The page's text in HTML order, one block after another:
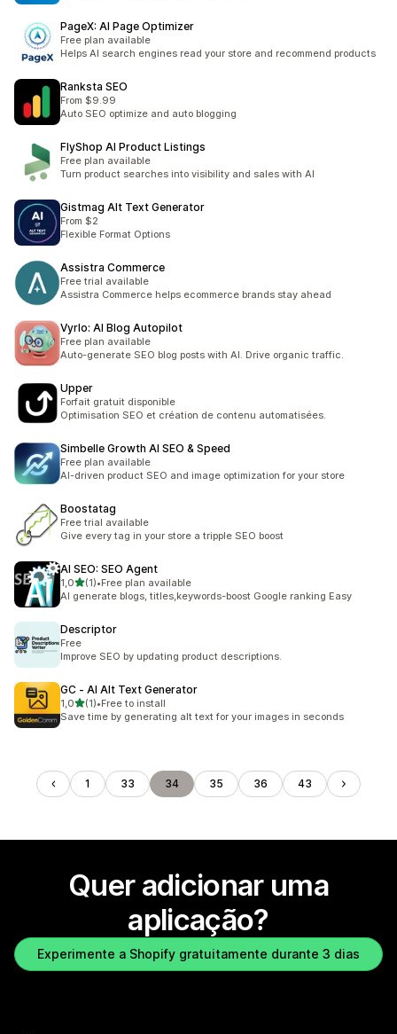
PageX: AI Page Optimizer
Free plan available
Helps AI search engines read your store and recommend products
Ranksta SEO
From $9.99
Auto SEO optimize and auto blogging
FlyShop AI Product Listings
Free plan available
Turn product searches into visibility and sales with AI
Gistmag Alt Text Generator
From $2
Flexible Format Options
Assistra Commerce
Free trial available
Assistra Commerce helps ecommerce brands stay ahead
Vyrlo: AI Blog Autopilot
Free plan available
Auto-generate SEO blog posts with AI. Drive organic traffic.
Upper
Forfait gratuit disponible
Optimisation SEO et création de contenu automatisées.
Simbelle Growth AI SEO & Speed
Free plan available
AI-driven product SEO and image optimization for your store
Boostatag
Free trial available
Give every tag in your store a tripple SEO boost
AI SEO: SEO Agent
1,0de 5 estrelas
(1)
1 total de avaliações
•Free plan available
AI generate blogs, titles,keywords-boost Google ranking Easy
Descriptor
Free
Improve SEO by updating product descriptions.
GC ‑ AI Alt Text Generator
1,0de 5 estrelas
(1)
1 total de avaliações
•Free to install
Save time by generating alt text for your images in seconds
1 33 34 35 36 43
Quer adicionar uma
aplicação?
Experimente a Shopify gratuitamente durante 3 dias